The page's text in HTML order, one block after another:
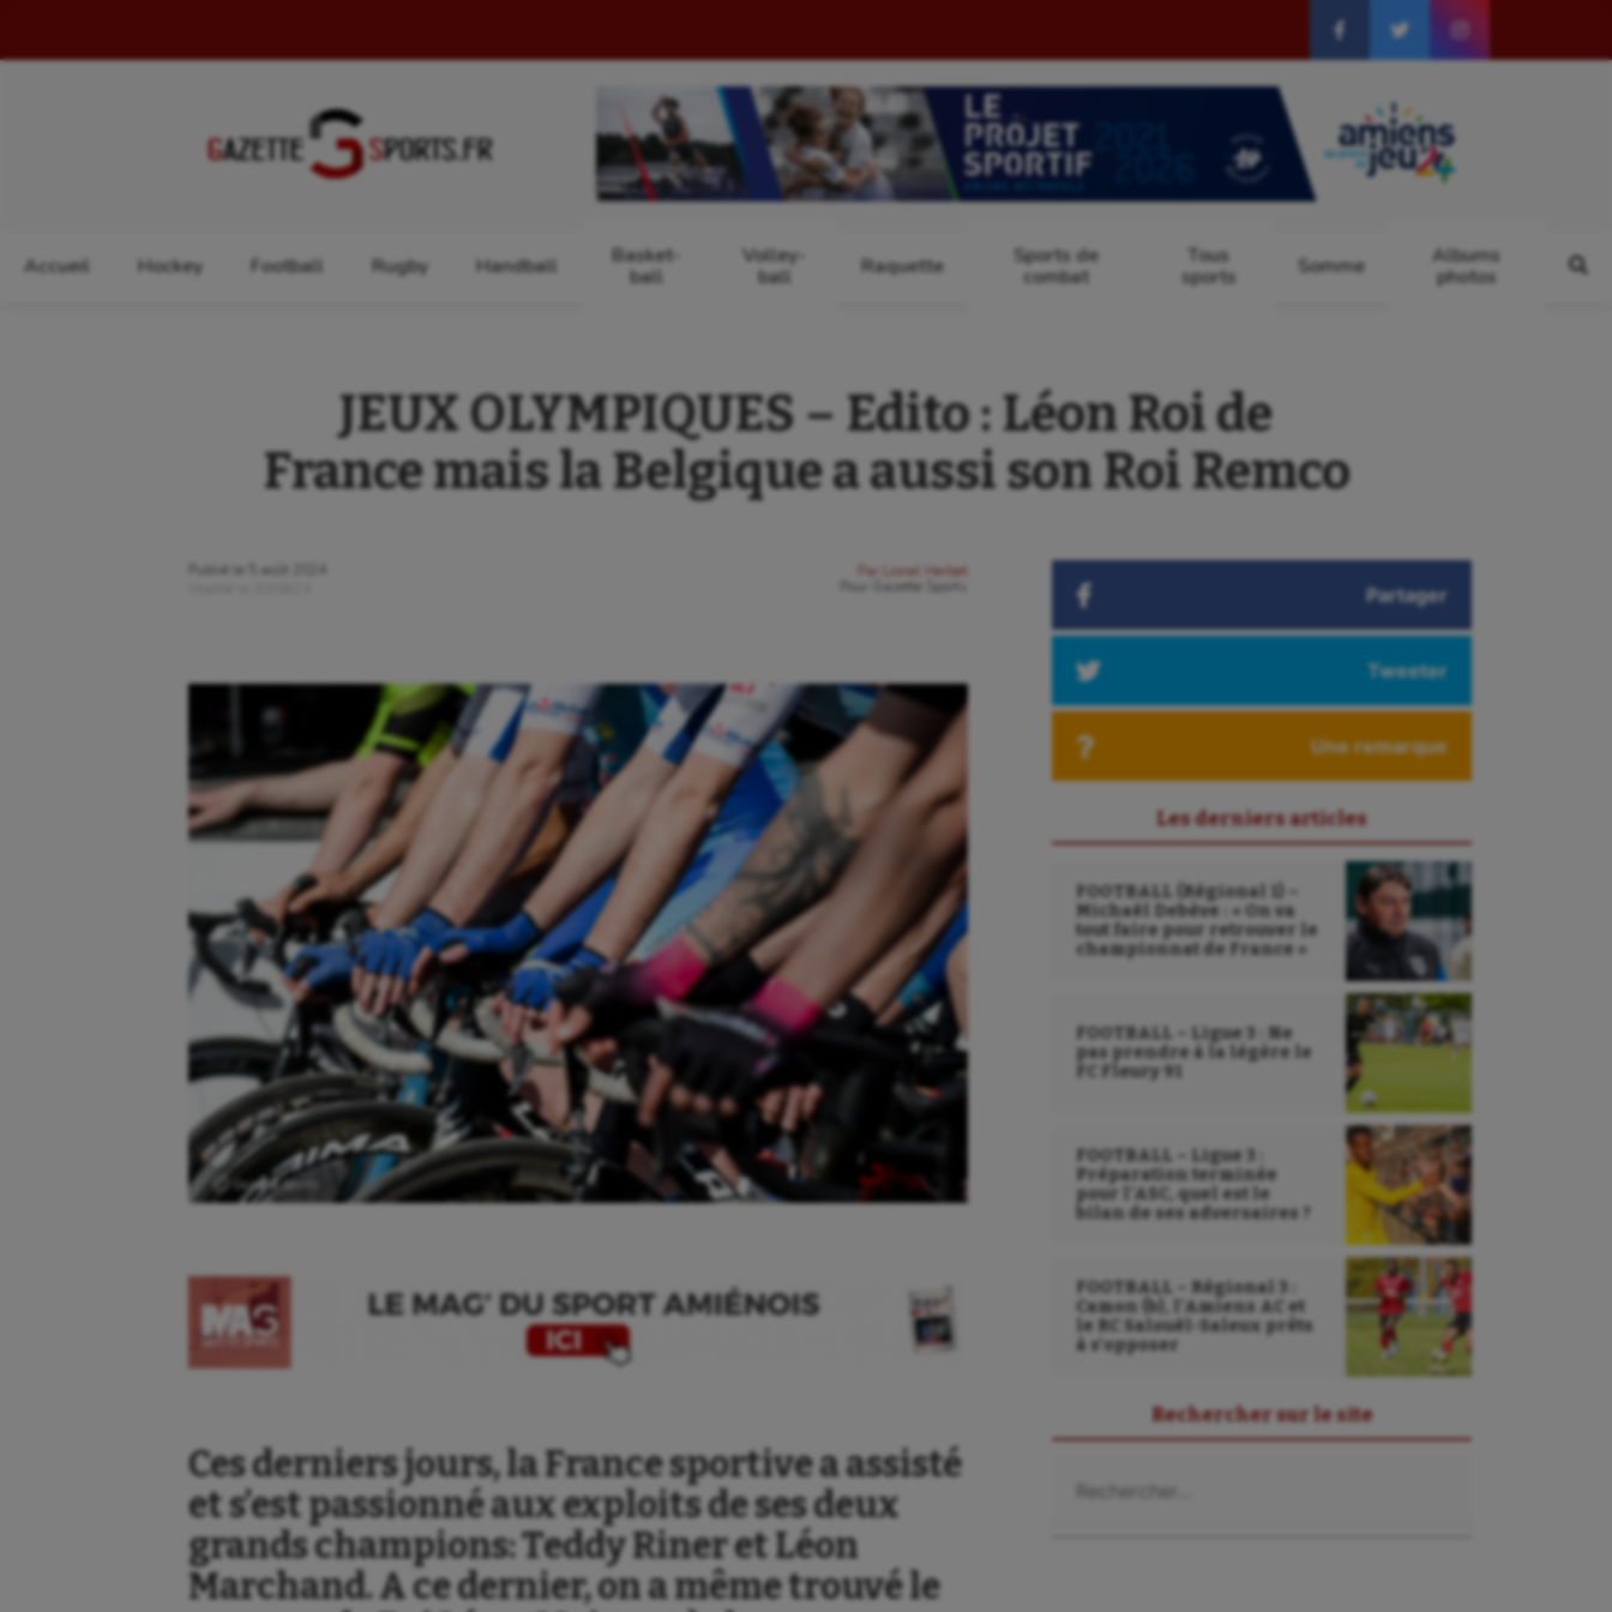
Accueil Hockey Football Rugby Handball
Basket-
ball
Volley-
ball
Raquette
Sports de
combat
Tous
sports
Somme
Albums
photos
Aéronautique
Danse
Kayak-polo
JEUX OLYMPIQUES – Edito : Léon Roi de
France mais la Belgique a aussi son Roi Remco
Publié le
5 août 2024
Par
Lionel Herbet
Gazette Sports
Ⓒ Gazette Sports
Ces derniers jours, la France sportive a assisté
et s’est passionné aux exploits de ses deux
grands champions: Teddy Riner et Léon
Marchand. A ce dernier, on a même trouvé le
Partager
Tweeter
Une remarque
Les derniers articles
FOOTBALL (Régional 1) –
Michaël Debève : « On va
tout faire pour retrouver le
championnat de France »
FOOTBALL – Ligue 3 : Ne
pas prendre à la légère le
FC Fleury 91
FOOTBALL – Ligue 3 :
Préparation terminée
pour l’ASC, quel est le
bilan de ses adversaires ?
FOOTBALL – Régional 3 :
Camon (b), l’Amiens AC et
le RC Salouël-Saleux prêts
à s’opposer
Rechercher sur le site